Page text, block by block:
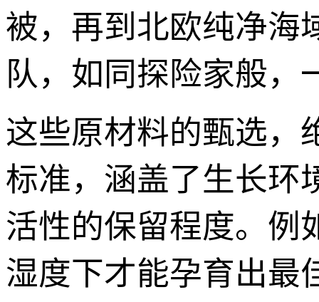
被，再到北欧纯净海
队，如同探险家般，
这些原材料的甄选，
标准，涵盖了生长环
活性的保留程度。例
湿度下才能孕育出最